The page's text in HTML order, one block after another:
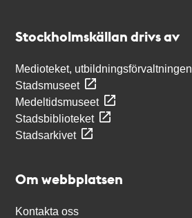
Stockholmskällan drivs av
Medioteket, utbildningsförvaltningen
Stadsmuseet
Medeltidsmuseet
Stadsbiblioteket
Stadsarkivet
Om webbplatsen
Kontakta oss